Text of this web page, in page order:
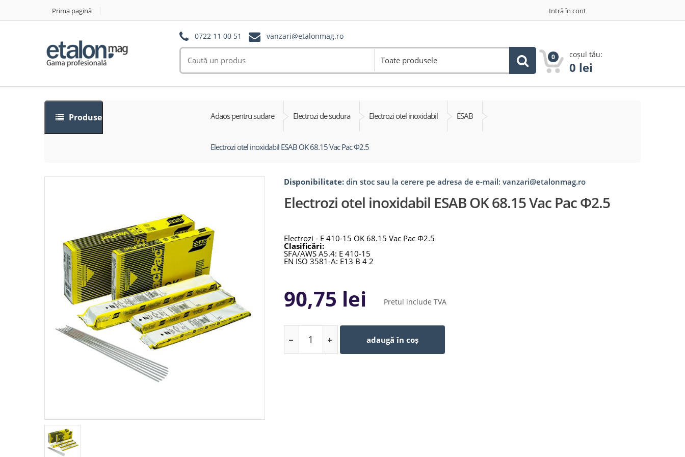
Prima pagină Intră în cont
0722 11 00 51 vanzari@etalonmag.ro
Toate produsele 0 coșul tău:
0 lei
Produse Adaos pentru sudare Electrozi de sudura Electrozi otel inoxidabil ESAB
Electrozi otel inoxidabil ESAB OK 68.15 Vac Pac Φ2.5
Disponibilitate:din stoc sau la cerere pe adresa de e-mail: vanzari@etalonmag.ro
Electrozi otel inoxidabil ESAB OK 68.15 Vac Pac Φ2.5
Electrozi - E 410-15 OK 68.15 Vac Pac Φ2.5
Clasificări:
SFA/AWS A5.4: E 410-15
EN ISO 3581-A: E13 B 4 2
90,75 lei Pretul include TVA
adaugă în coș